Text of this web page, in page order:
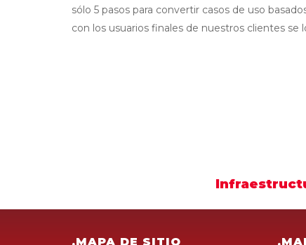
sólo 5 pasos para convertir casos de uso
con los usuarios finales de nuestros clientes
.MAPA DE SITIO